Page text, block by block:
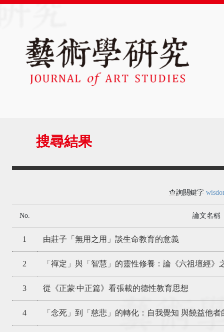
搜尋結果
查詢關鍵字
No. 論文名稱
1 由莊子「無用之用」談生命教育的意義
2 「禪定」與「智慧」的靈性修養：論《六祖壇經》
3 從《正蒙‧中正篇》看張載的德性教育思想
4 「念死」到「慈悲」的轉化：自我覺知 與饒益他